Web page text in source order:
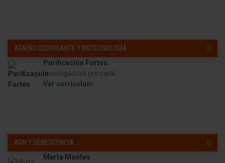
ARN NO CODIFICANTE Y BIOTECNOLOGÍA
Purificación Fortes
Investigadora principal
Ver curriculum
ARN Y SENESCENCIA
Marta Montes